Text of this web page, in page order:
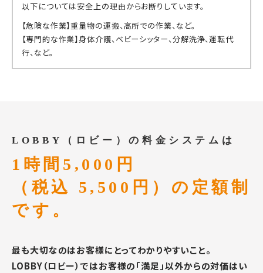
以下については安全上の理由からお断りしています。
【危険な作業】重量物の運搬、高所での作業、など。
【専門的な作業】身体介護、ベビーシッター、分解洗浄、運転代
行、など。
LOBBY（ロビー）の料金システムは
1時間5,000円
（税込 5,500円）の定額制
です。
最も大切なのはお客様にとってわかりやすいこと。
LOBBY（ロビー）ではお客様の「満足」以外からの対価はい